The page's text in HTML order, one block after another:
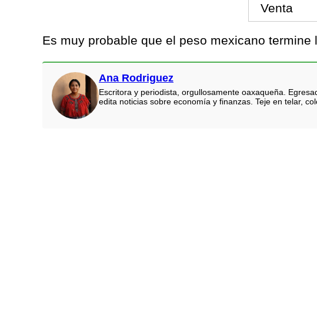
Venta
Es muy probable que el peso mexicano
Ana Rodriguez
Escritora y periodista, orgullosamente oaxaqueña.
edita noticias sobre economía y finanzas. Teje en telar,